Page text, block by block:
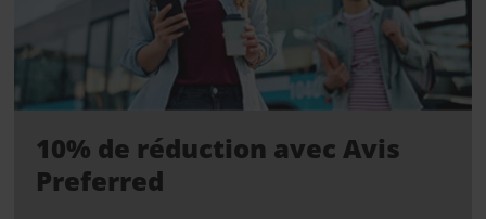
10% de réduction avec Avis
Preferred